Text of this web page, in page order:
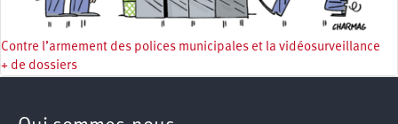
Contre l’armement des polices municipales et la vidéosurveillance
+ de dossiers